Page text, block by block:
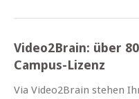
Video2Brain: über
Campus-Lizenz
Via Video2Brain stehen